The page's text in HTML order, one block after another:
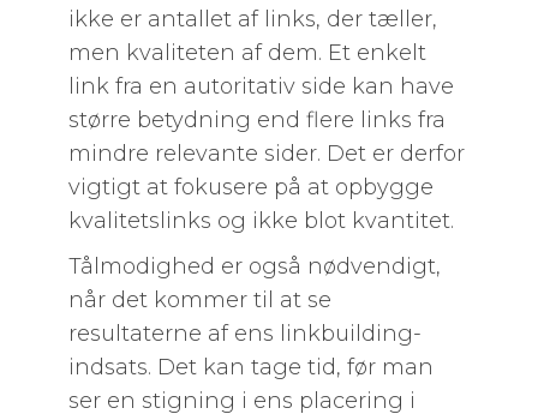
ikke er antallet af links, der tæller,
men kvaliteten af dem. Et enkelt
link fra en autoritativ side kan have
større betydning end flere links fra
mindre relevante sider. Det er derfor
vigtigt at fokusere på at opbygge
kvalitetslinks og ikke blot kvantitet.
Tålmodighed er også nødvendigt,
når det kommer til at se
resultaterne af ens linkbuilding-
indsats. Det kan tage tid, før man
ser en stigning i ens placering i